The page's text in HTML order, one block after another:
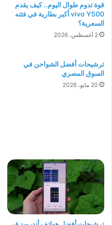
قوة تدوم طوال اليوم.. كيف يقدم
vivo Y500 أكبر بطارية في فئته
السعرية؟
2 أغسطس، 2026
ترشيحات أفضل الشواحن في
السوق المصري
20 مايو، 2026